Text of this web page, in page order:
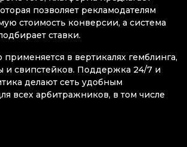
позволяет рекламодателям
стоимость конверсии, а система
ставки.
применяется в вертикалях гемблинга,
и свипстейков. Поддержка 24/7 и
делают сеть удобным
всех арбитражников, в том числе